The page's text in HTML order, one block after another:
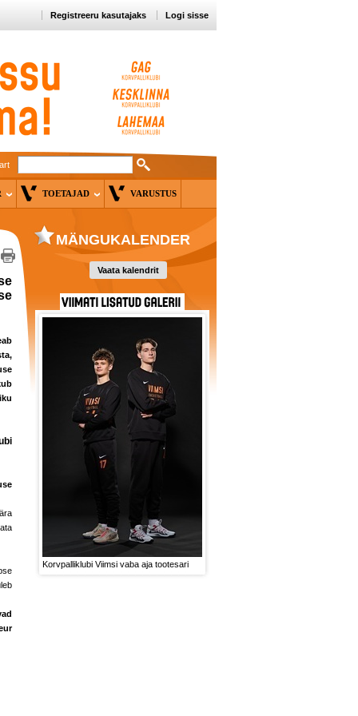
Registreeru kasutajaks Logi sisse
TOETAJAD VARUSTUS
MÄNGUKALENDER
Vaata kalendrit
Korvpalliklubi Viimsi vaba aja tootesari